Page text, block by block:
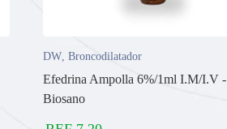
DW, Broncodilatador
Efedrina Ampolla 6%/1ml I.M/I.V -
Biosano